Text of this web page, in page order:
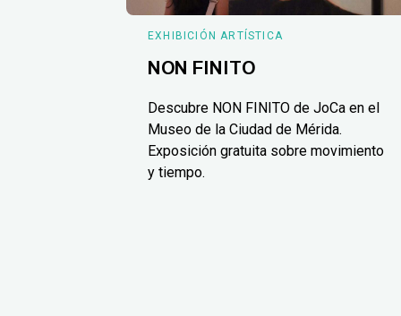
EXHIBICIÓN ARTÍSTICA
NON FINITO
Descubre NON FINITO de JoCa en el
Museo de la Ciudad de Mérida.
Exposición gratuita sobre movimiento
y tiempo.